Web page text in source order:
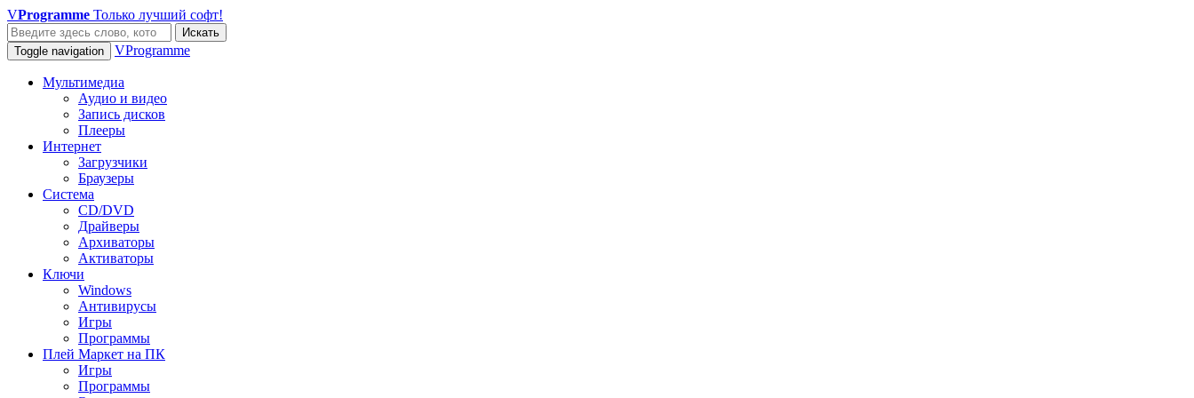
VProgramme Только лучший софт!
Искать
Toggle navigation
VProgramme
Мультимедиа
Аудио и видео
Запись дисков
Плееры
Интернет
Загрузчики
Браузеры
Система
CD/DVD
Драйверы
Архиваторы
Активаторы
Ключи
Windows
Антивирусы
Игры
Программы
Плей Маркет на ПК
Игры
Программы